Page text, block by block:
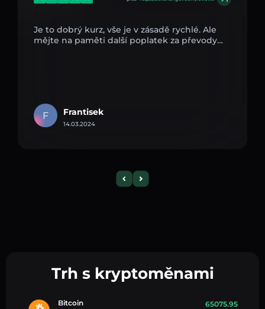
Je to dobrý kurz, vše je v zásadě rychlé. Ale
mějte na paměti další poplatek za převody…
F Frantisek
14.03.2024
Trh s kryptoměnami
Bitcoin
65075.95